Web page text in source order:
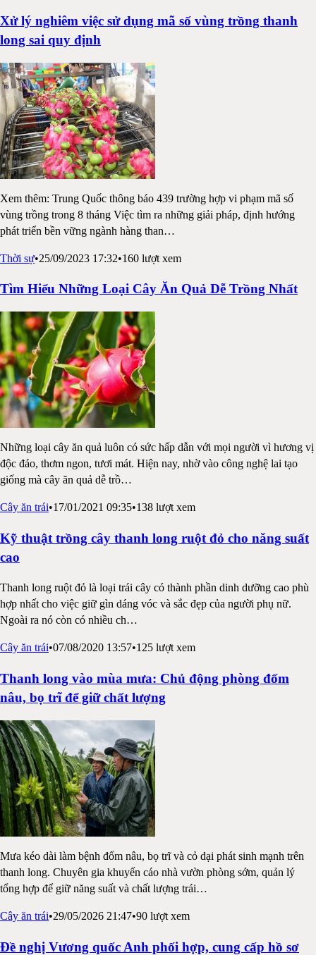
Xử lý nghiêm việc sử dụng mã số vùng trồng thanh
long sai quy định
Xem thêm: Trung Quốc thông báo 439 trường hợp vi phạm mã số
vùng trồng trong 8 tháng Việc tìm ra những giải pháp, định hướng
phát triển bền vững ngành hàng than…
Thời sự•25/09/2023 17:32•160 lượt xem
Tìm Hiểu Những Loại Cây Ăn Quả Dễ Trồng Nhất
Những loại cây ăn quả luôn có sức hấp dẫn với mọi người vì hương vị
độc đáo, thơm ngon, tươi mát. Hiện nay, nhờ vào công nghệ lai tạo
giống mà cây ăn quả dễ trồ…
Cây ăn trái•17/01/2021 09:35•138 lượt xem
Kỹ thuật trồng cây thanh long ruột đỏ cho năng suất
cao
Thanh long ruột đỏ là loại trái cây có thành phần dinh dưỡng cao phù
hợp nhất cho việc giữ gìn dáng vóc và sắc đẹp của người phụ nữ.
Ngoài ra nó còn có nhiều ch…
Cây ăn trái•07/08/2020 13:57•125 lượt xem
Thanh long vào mùa mưa: Chủ động phòng đốm
nâu, bọ trĩ để giữ chất lượng
Mưa kéo dài làm bệnh đốm nâu, bọ trĩ và cỏ dại phát sinh mạnh trên
thanh long. Chuyên gia khuyến cáo nhà vườn phòng sớm, quản lý
tổng hợp để giữ năng suất và chất lượng trái…
Cây ăn trái•29/05/2026 21:47•90 lượt xem
Đề nghị Vương quốc Anh phối hợp, cung cấp hồ sơ